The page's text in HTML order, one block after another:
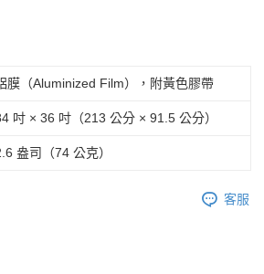
膜（Aluminized Film），附黃色膠帶
吋 × 36 吋（213 公分 × 91.5 公分）
盎司（74 公克）
客服